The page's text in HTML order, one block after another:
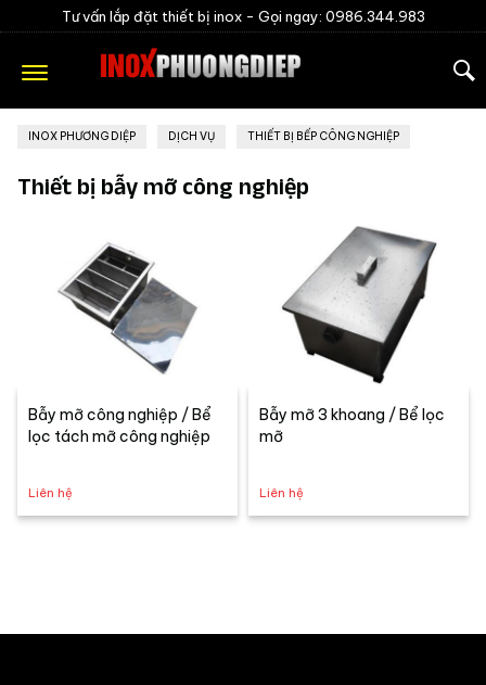
Tư vấn lắp đặt thiết bị inox - Gọi ngay: 0986.344.983
INOX PHƯƠNG DIỆP DỊCH VỤ THIẾT BỊ BẾP CÔNG NGHIỆP
Thiết bị bẫy mỡ công nghiệp
Bẫy mỡ công nghiệp / Bể
lọc tách mỡ công nghiệp
Liên hệ
Bẫy mỡ 3 khoang / Bể lọc
mỡ
Liên hệ